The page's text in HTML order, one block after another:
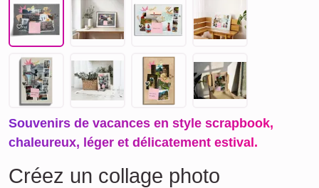
Souvenirs de vacances en style scrapbook,
chaleureux, léger et délicatement estival.
Créez un collage photo